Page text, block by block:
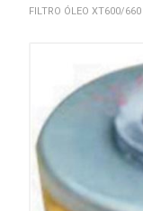
FILTRO ÓLEO XT600/660